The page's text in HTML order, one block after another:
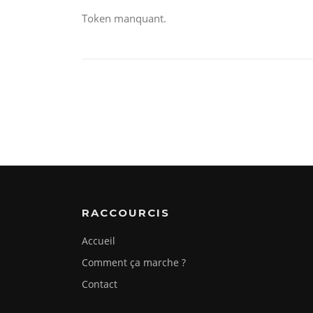
Token manquant.
RACCOURCIS
Accueil
Comment ça marche ?
Contact